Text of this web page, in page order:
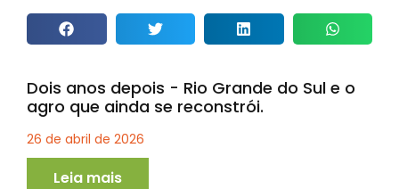
Dois anos depois - Rio Grande do Sul e o
agro que ainda se reconstrói.
26 de abril de 2026
Leia mais